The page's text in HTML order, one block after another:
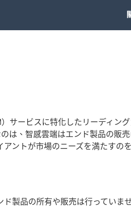
サービスに特化したリーディン
は、智感雲端はエンド製品の販
ントが市場のニーズを満たすの
製品の所有や販売は行っていま